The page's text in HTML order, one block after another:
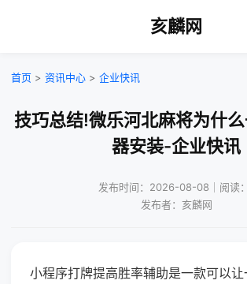
亥麟网
首页 > 资讯中心 > 企业快讯
技巧总结!微乐河北麻将为什
器安装-企业快讯
发布时间：2026-08-08｜阅读
发布者：亥麟网
小程序打牌提高胜率辅助是一款可以